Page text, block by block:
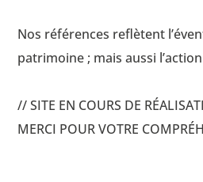
Nos références reflètent
patrimoine ; mais aussi
// SITE EN COURS DE
MERCI POUR VOTRE